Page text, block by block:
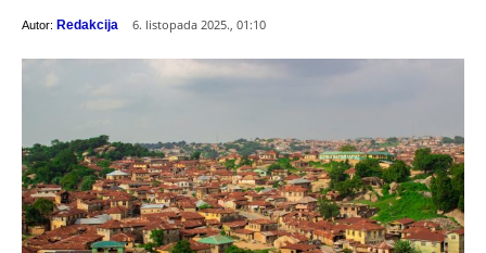
Autor: Redakcija 6. listopada 2025., 01:10